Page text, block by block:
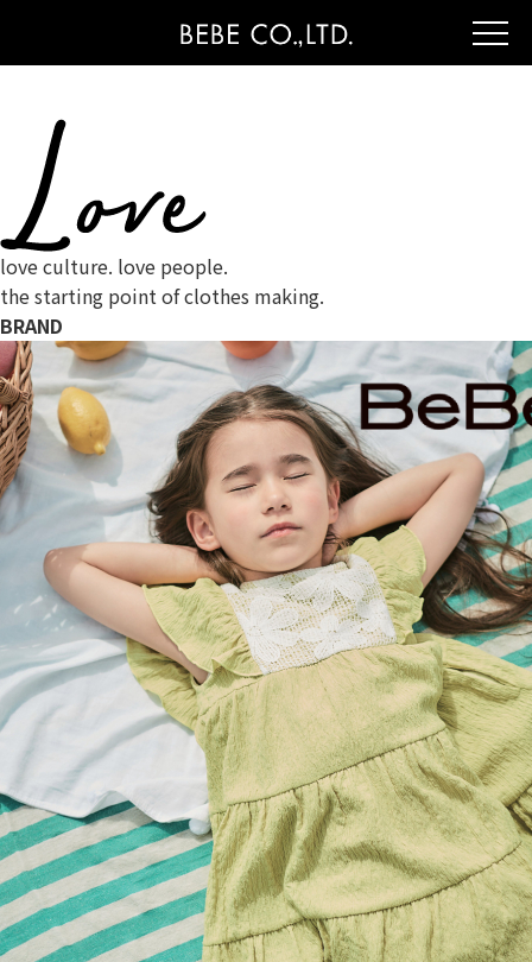
love culture. love people.
the starting point of clothes making.
BRAND